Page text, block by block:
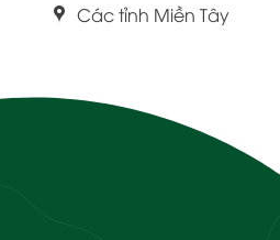
Các tỉnh Miền Tây